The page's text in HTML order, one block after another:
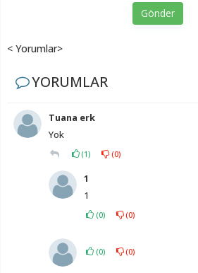
Gönder
< Yorumlar>
YORUMLAR
Tuana erk
Yok
(1) (0)
1
1
(0) (0)
(0) (0)